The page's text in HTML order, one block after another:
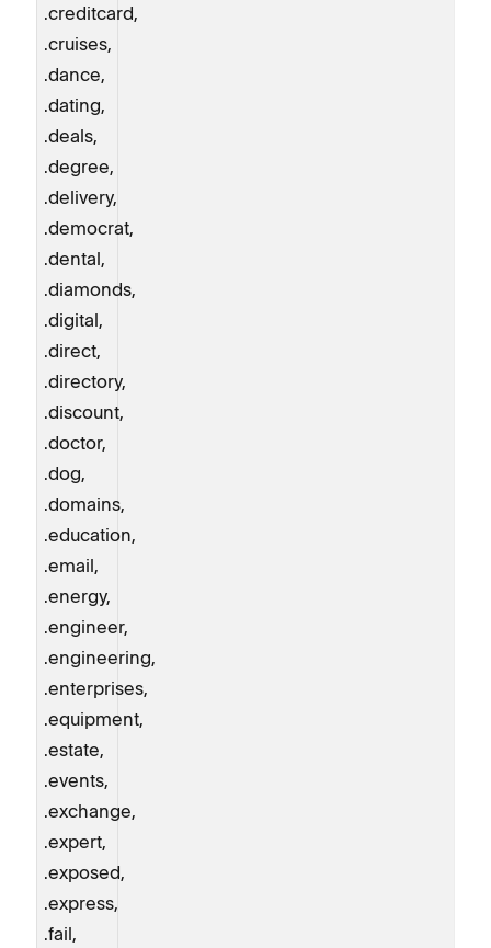
.creditcard,
.cruises,
.dance,
.dating,
.deals,
.degree,
.delivery,
.democrat,
.dental,
.diamonds,
.digital,
.direct,
.directory,
.discount,
.doctor,
.dog,
.domains,
.education,
.email,
.energy,
.engineer,
.engineering,
.enterprises,
.equipment,
.estate,
.events,
.exchange,
.expert,
.exposed,
.express,
.fail,